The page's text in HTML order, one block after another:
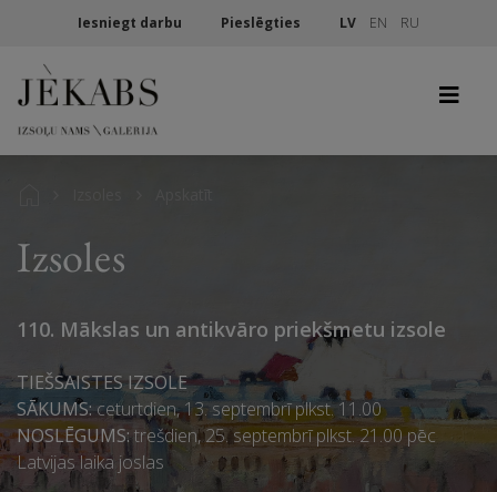
Iesniegt darbu Pieslēgties LV EN RU
Izsoles
110. Mākslas un antikvāro priekšmetu izsole
TIEŠSAISTES IZSOLE
SĀKUMS: ceturtdien, 13. septembrī plkst. 11.00
NOSLĒGUMS:trešdien, 25. septembrī plkst. 21.00 pēc
Latvijas laika joslas